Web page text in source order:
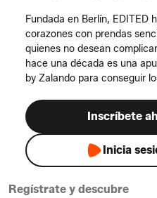
Fundada en Berlín, EDITED
corazones con prendas
quienes no desean
hace una década es una
by Zalando para conseguir
Inscríbete
Inicia
Regístrate y descubre